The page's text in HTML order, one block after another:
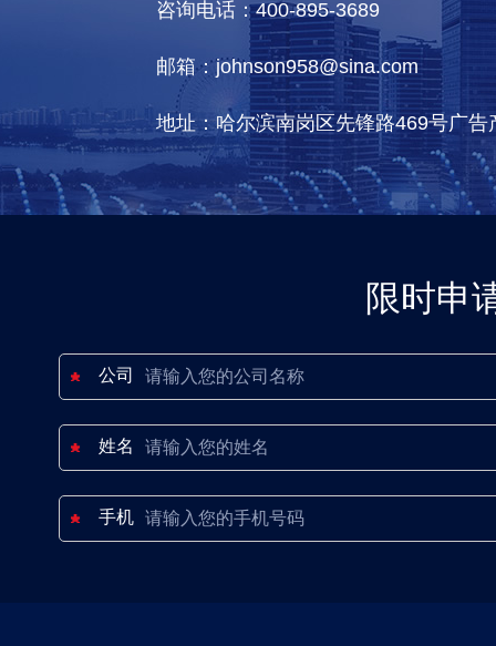
咨询电话：400-895-3689
邮箱：johnson958@sina.com
地址：哈尔滨南岗区先锋路469号广
限时申
公司
姓名
手机